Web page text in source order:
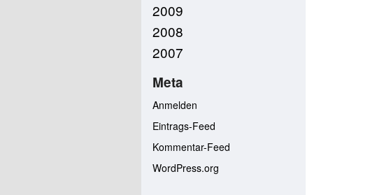
2009
2008
2007
Meta
Anmelden
Eintrags-Feed
Kommentar-Feed
WordPress.org